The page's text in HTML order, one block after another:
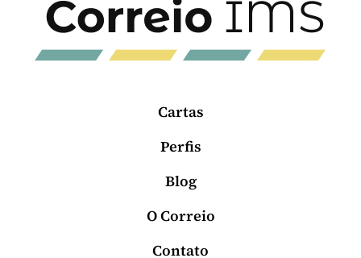
Cartas
Perfis
Blog
O Correio
Contato